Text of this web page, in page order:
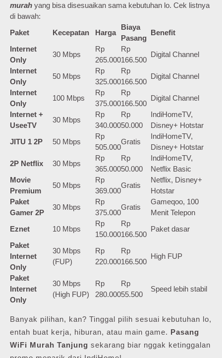
murah yang bisa disesuaikan sama kebutuhan lo. Cek listnya
di bawah:
Paket
Kecepatan Harga
Biaya
Pasang
Benefit
Internet
Only
30 Mbps
Rp
265.000
Rp
166.500
Digital Channel
Internet
Only
50 Mbps
Rp
325.000
Rp
166.500
Digital Channel
Internet
Only
100 Mbps
Rp
375.000
Rp
166.500
Digital Channel
Internet +
UseeTV
30 Mbps
Rp
340.000
Rp
50.000
IndiHomeTV,
Disney+ Hotstar
JITU 1 2P
50 Mbps
Rp
505.000
Gratis
IndiHomeTV,
Disney+ Hotstar
2P Netflix
30 Mbps
Rp
365.000
Rp
50.000
IndiHomeTV,
Netflix Basic
Movie
Premium
50 Mbps
Rp
369.000
Gratis
Netflix, Disney+
Hotstar
Paket
Gamer 2P
30 Mbps
Rp
375.000
Gratis
Gameqoo, 100
Menit Telepon
Eznet
10 Mbps
Rp
150.000
Rp
166.500
Paket dasar
Paket
Internet
Only
30 Mbps
(FUP)
Rp
220.000
Rp
166.500
High FUP
Paket
Internet
Only
30 Mbps
(High FUP)
Rp
280.000
Rp
55.500
Speed lebih stabil
Banyak pilihan, kan? Tinggal pilih sesuai kebutuhan lo,
entah buat kerja, hiburan, atau main game. Pasang
WiFi Murah Tanjung sekarang biar nggak ketinggalan